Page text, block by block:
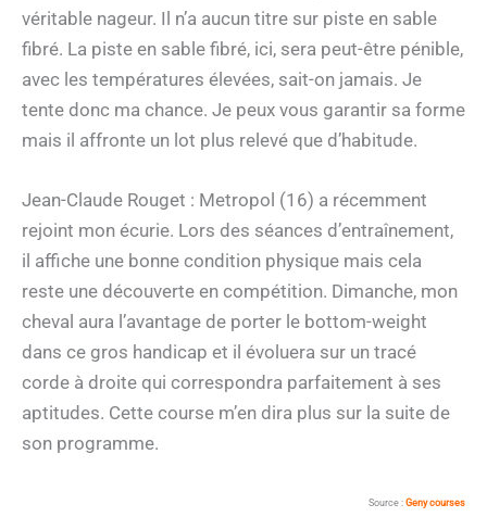
véritable nageur. Il n’a aucun titre sur piste en sable
fibré. La piste en sable fibré, ici, sera peut-être pénible,
avec les températures élevées, sait-on jamais. Je
tente donc ma chance. Je peux vous garantir sa forme
mais il affronte un lot plus relevé que d’habitude.
Jean-Claude Rouget : Metropol (16) a récemment
rejoint mon écurie. Lors des séances d’entraînement,
il affiche une bonne condition physique mais cela
reste une découverte en compétition. Dimanche, mon
cheval aura l’avantage de porter le bottom-weight
dans ce gros handicap et il évoluera sur un tracé
corde à droite qui correspondra parfaitement à ses
aptitudes. Cette course m’en dira plus sur la suite de
son programme.
Source : Geny courses